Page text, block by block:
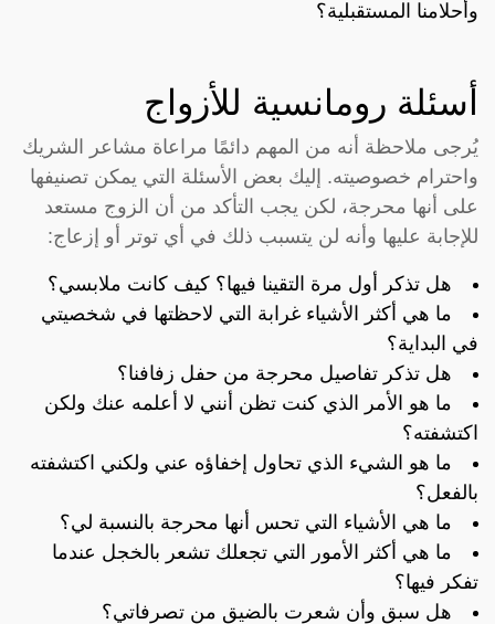
وأحلامنا المستقبلية؟
أسئلة رومانسية للأزواج
يُرجى ملاحظة أنه من المهم دائمًا مراعاة مشاعر الشريك
واحترام خصوصيته. إليك بعض الأسئلة التي يمكن تصنيفها
على أنها محرجة، لكن يجب التأكد من أن الزوج مستعد
للإجابة عليها وأنه لن يتسبب ذلك في أي توتر أو إزعاج:
هل تذكر أول مرة التقينا فيها؟ كيف كانت ملابسي؟
ما هي أكثر الأشياء غرابة التي لاحظتها في شخصيتي
في البداية؟
هل تذكر تفاصيل محرجة من حفل زفافنا؟
ما هو الأمر الذي كنت تظن أنني لا أعلمه عنك ولكن
اكتشفته؟
ما هو الشيء الذي تحاول إخفاؤه عني ولكني اكتشفته
بالفعل؟
ما هي الأشياء التي تحس أنها محرجة بالنسبة لي؟
ما هي أكثر الأمور التي تجعلك تشعر بالخجل عندما
تفكر فيها؟
هل سبق وأن شعرت بالضيق من تصرفاتي؟